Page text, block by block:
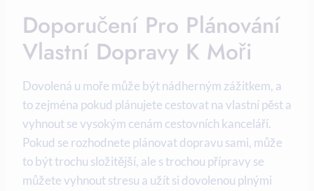
Doporučení Pro‍ Plánování
Vlastní​ Dopravy K Moři
Dovolená u⁢ moře může být nádherným zážitkem, a‍
to zejména pokud ‌plánujete cestovat na vlastní pěst a
vyhnout se vysokým cenám cestovních kanceláří.
Pokud se​ rozhodnete plánovat ⁣dopravu ⁣sami, může
to být trochu složitější, ⁢ale s trochou přípravy se‍
můžete ‍vyhnout stresu a užít si dovolenou plnými